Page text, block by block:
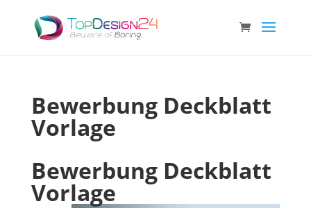
Bewerbung Deckblatt
Vorlage
Bewerbung Deckblatt
Vorlage